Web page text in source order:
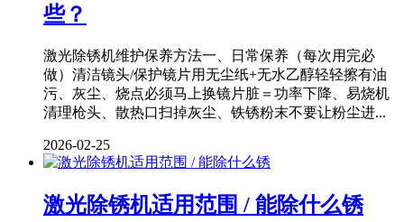
些？
激光除锈机维护保养方法一、日常保养（每次用完必
做）清洁镜头/保护镜片用无尘纸+无水乙醇轻轻擦有油
污、灰尘、烧点必须马上换镜片脏＝功率下降、易烧机
清理枪头、散热口扫掉灰尘、铁锈粉末不要让粉尘进...
2026-02-25
激光除锈机适用范围 / 能除什么锈